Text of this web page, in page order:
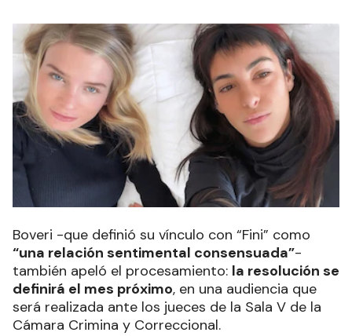
Boveri -que definió su vínculo con “Fini” como
“una relación sentimental consensuada”-
también apeló el procesamiento: la resolución se
definirá el mes próximo, en una audiencia que
será realizada ante los jueces de la Sala V de la
Cámara Crimina y Correccional.